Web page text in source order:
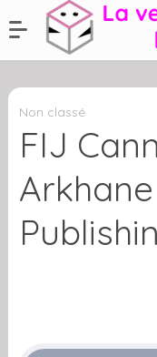
Non classé
FIJ